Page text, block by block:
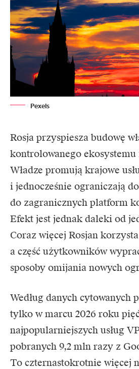
Pexels
Rosja przyspiesza budowę
kontrolowanego
Władze promują krajowe
i jednocześnie ograniczają
do zagranicznych platform
Efekt jest jednak daleki od
Coraz więcej Rosjan
a część użytkowników
sposoby omijania nowych
Według danych cytowanych
tylko w marcu 2026 roku
najpopularniejszych usług
pobranych 9,2 mln razy z
To czternastokrotnie więcej